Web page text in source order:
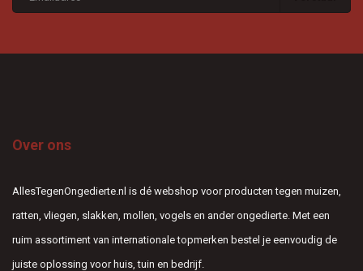
Over ons
AllesTegenOngedierte.nl is dé webshop voor producten tegen muizen,
ratten, vliegen, slakken, mollen, vogels en ander ongedierte. Met een
ruim assortiment van internationale topmerken bestel je eenvoudig de
juiste oplossing voor huis, tuin en bedrijf.